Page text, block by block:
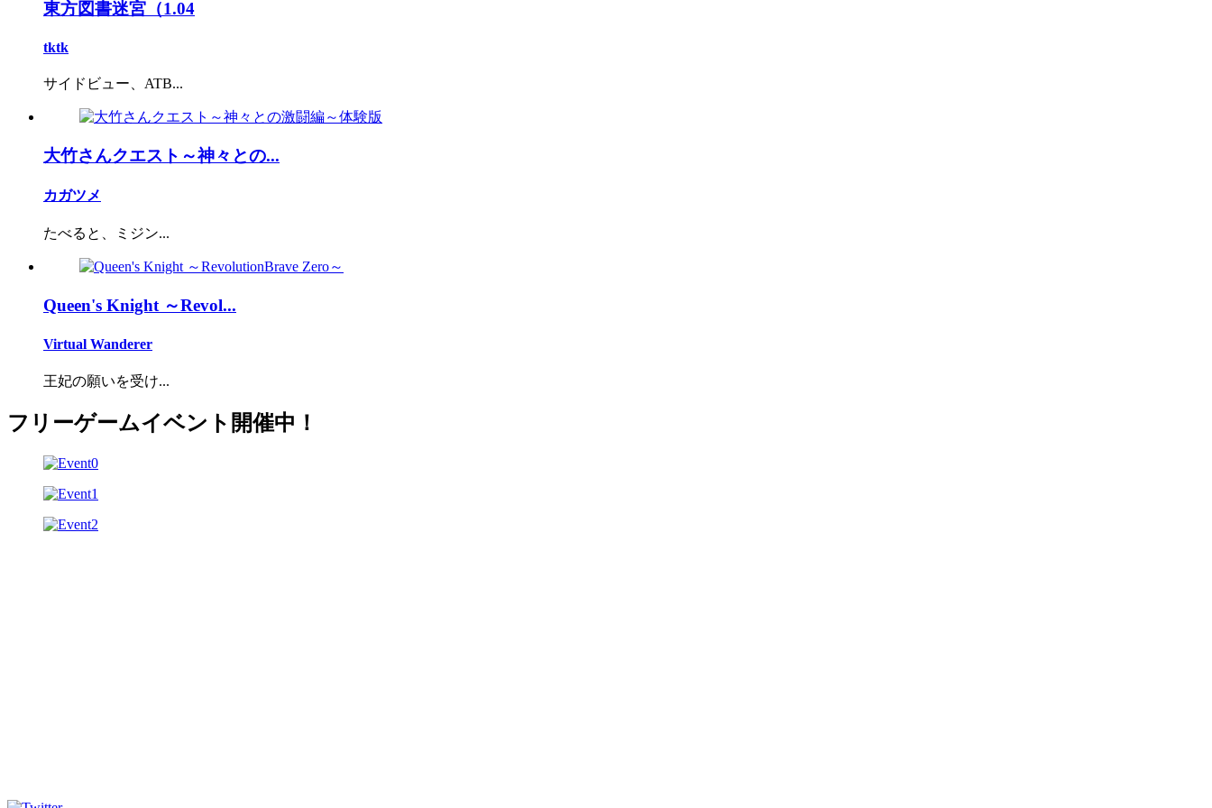
東方図書迷宮（1.04
tktk
サイドビュー、ATB...
大竹さんクエスト～神々との...
カガツメ
たべると、ミジン...
Queen's Knight ～Revol...
Virtual Wanderer
王妃の願いを受け...
フリーゲームイベント開催中！